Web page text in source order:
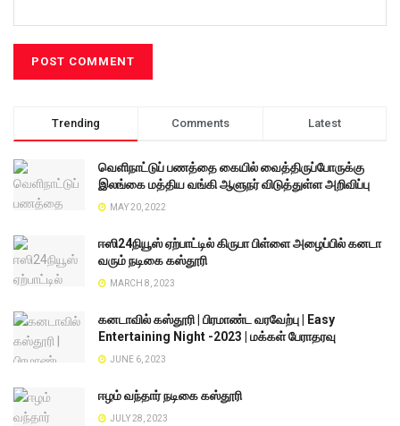
Trending Comments Latest
வெளிநாட்டுப் பணத்தை கையில் வைத்திருப்போருக்கு
இலங்கை மத்திய வங்கி ஆளுநர் விடுத்துள்ள அறிவிப்பு
MAY 20, 2022
ஈஸி24நியூஸ் ஏற்பாட்டில் கிருபா பிள்ளை அழைப்பில் கனடா
வரும் நடிகை கஸ்தூரி
MARCH 8, 2023
கனடாவில் கஸ்தூரி | பிரமாண்ட வரவேற்பு | Easy
Entertaining Night -2023 | மக்கள் பேராதரவு
JUNE 6, 2023
ஈழம் வந்தார் நடிகை கஸ்தூரி
JULY 28, 2023